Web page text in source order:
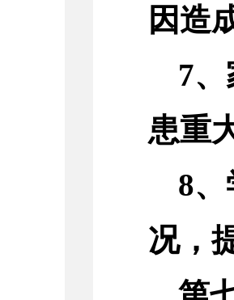
因造
7
患重
8
况，